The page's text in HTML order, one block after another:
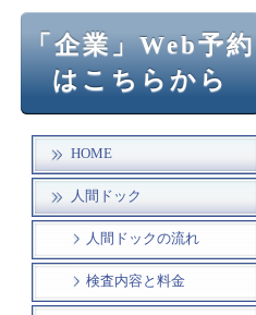
「企業」Web予約
はこちらから
HOME
人間ドック
人間ドックの流れ
検査内容と料金